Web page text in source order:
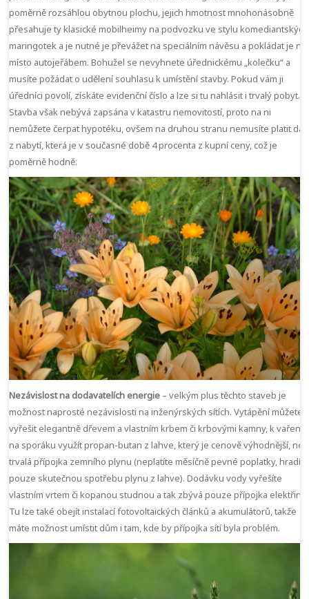
poměrně rozsáhlou obytnou plochu, jejich hmotnost mnohonásobně
přesahuje ty klasické mobilheimy na podvozku ve stylu komediantských
maringotek a je nutné je převážet na speciálním návěsu a pokládat je na
místo autojeřábem. Bohužel se nevyhnete úřednickému „kolečku“ a
musíte požádat o udělení souhlasu k umístění stavby. Pokud vám ji
úředníci povolí, získáte evidenční číslo a lze si tu nahlásit i trvalý pobyt.
Stavba však nebývá zapsána v katastru nemovitostí, proto na ni
nemůžete čerpat hypotéku, ovšem na druhou stranu nemusíte platit daň
z nabytí, která je v současné době 4 procenta z kupní ceny, což je
poměrně hodně.
Nezávislost na dodavatelích energie – velkým plus těchto staveb je
možnost naprosté nezávislosti na inženýrských sítích. Vytápění můžete
vyřešit elegantně dřevem a vlastním krbem či krbovými kamny, k vaření
na sporáku využít propan-butan z lahve, který je cenově výhodnější, než
trvalá přípojka zemního plynu (neplatíte měsíčně pevné poplatky, hradíte
pouze skutečnou spotřebu plynu z lahve). Dodávku vody vyřešíte
vlastním vrtem či kopanou studnou a tak zbývá pouze přípojka elektřiny.
Tu lze také obejít instalací fotovoltaických článků a akumulátorů, takže
máte možnost umístit dům i tam, kde by přípojka sítí byla problém.